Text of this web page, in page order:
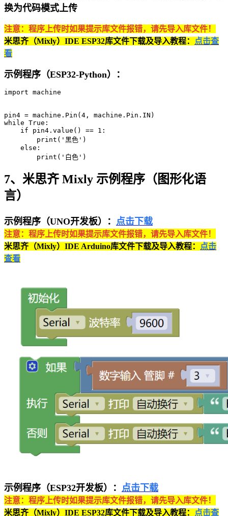
换为代码模式上传
注意：程序上传时如果提示库文件报错，请先导入库文件！
米思齐（Mixly）IDE ESP32库文件下载及导入教程：
点击查
看
示例程序（ESP32-Python）：
import machine
pin4 = machine.Pin(4, machine.Pin.IN)
while True:
    if pin4.value() == 1:
        print('黑色')
    else:
        print('白色')
7、米思齐 Mixly 示例程序（图形化语
言）
示例程序（UNO开发板）： 点击下载
注意：程序上传时如果提示库文件报错，请先导入库文件！
米思齐（Mixly）IDE Arduino库文件下载及导入教程：
点击
查看
示例程序（ESP32开发板）： 点击下载
注意：程序上传时如果提示库文件报错，请先导入库文件！
米思齐（Mixly）IDE ESP32库文件下载及导入教程： 点击查